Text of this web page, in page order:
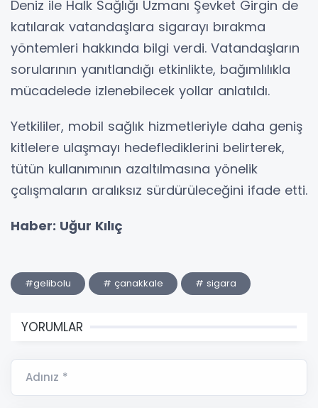
Deniz ile Halk Sağlığı Uzmanı Şevket Girgin de
katılarak vatandaşlara sigarayı bırakma
yöntemleri hakkında bilgi verdi. Vatandaşların
sorularının yanıtlandığı etkinlikte, bağımlılıkla
mücadelede izlenebilecek yollar anlatıldı.
Yetkililer, mobil sağlık hizmetleriyle daha geniş
kitlelere ulaşmayı hedeflediklerini belirterek,
tütün kullanımının azaltılmasına yönelik
çalışmaların aralıksız sürdürüleceğini ifade etti.
Haber: Uğur Kılıç
#gelibolu # çanakkale # sigara
YORUMLAR
Adınız *